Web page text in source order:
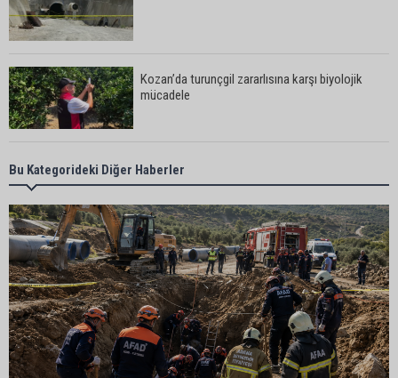
Kozan’da turunçgil zararlısına karşı biyolojik
mücadele
Yedigöze İçme Suyu Projesi çalışmalarında
göçük: 1 işçi hayatını kaybetti
Yedigöze İçme Suyu Projesi çalışmalarında
göçük meydana geldi
Müzeyyen Şevkin’den Çocuk Koruma Kanunu
Teklifi’ne eleştiri: “Öncelik ceza değil, önlemedir”
Bu Kategorideki Diğer Haberler